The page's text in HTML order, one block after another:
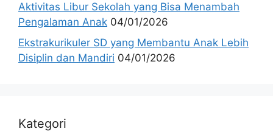
Aktivitas Libur Sekolah yang Bisa Menambah
Pengalaman Anak 04/01/2026
Ekstrakurikuler SD yang Membantu Anak Lebih
Disiplin dan Mandiri 04/01/2026
Kategori